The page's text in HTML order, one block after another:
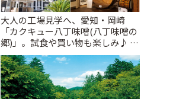
大人の工場見学へ、愛知・岡崎
「カクキュー八丁味噌(八丁味噌の
郷)」。試食や買い物も楽しみ♪ |
ことりっぷ